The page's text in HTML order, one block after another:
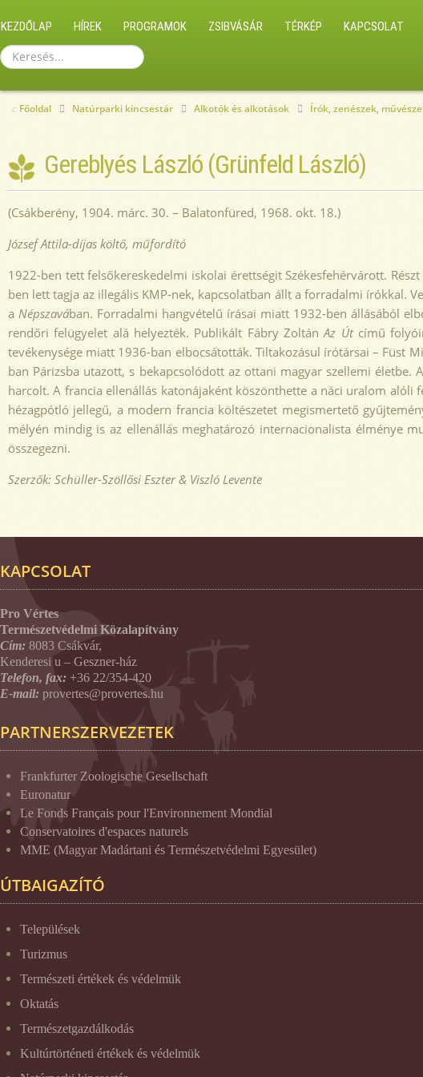
KEZDŐLAP HÍREK PROGRAMOK ZSIBVÁSÁR TÉRKÉP KAPCSOLAT
Keresés...
Főoldal Natúrparki kincsestár Alkotók és alkotások Írók, zenészek,
Gereblyés László (Grünfeld László)
(Csákberény, 1904. márc. 30. – Balatonfüred, 1968. okt. 18.)
József Attila-díjas költő, műfordító
1922-ben tett felsőkereskedelmi iskolai érettségit Székesfehérvárott.
ben lett tagja az illegális KMP-nek, kapcsolatban állt a forradalmi írókkal.
a Népszavában. Forradalmi hangvételű írásai miatt 1932-ben állásából
rendőri felügyelet alá helyezték. Publikált Fábry ZoltánAz Útcímű
tevékenysége miatt 1936-ban elbocsátották. Tiltakozásul írótársai – Füst
ban Párizsba utazott, s bekapcsolódott az ottani magyar szellemi
harcolt. A francia ellenállás katonájaként köszönthette a náci uralom
hézagpótló jellegű, a modern francia költészetet megismertető
mélyén mindig is az ellenállás meghatározó internacionalista élménye
összegezni.
Szerzők: Schüller-Szöllősi Eszter & Viszló Levente
KAPCSOLAT
Pro Vértes
Természetvédelmi Közalapítvány
Cím: 8083 Csákvár,
Kenderesi u – Geszner-ház
Telefon, fax: +36 22/354-420
E-mail: provertes@provertes.hu
PARTNERSZERVEZETEK
Frankfurter Zoologische Gesellschaft
Euronatur
Le Fonds Français pour l'Environnement Mondial
Conservatoires d'espaces naturels
MME (Magyar Madártani és Természetvédelmi Egyesület)
ÚTBAIGAZÍTÓ
Települések
Turizmus
Természeti értékek és védelmük
Oktatás
Természetgazdálkodás
Kultúrtörténeti értékek és védelmük